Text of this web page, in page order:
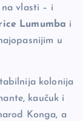
vlasti – i
Lumumba i
u
kolonija
kaučuk i
Konga, a